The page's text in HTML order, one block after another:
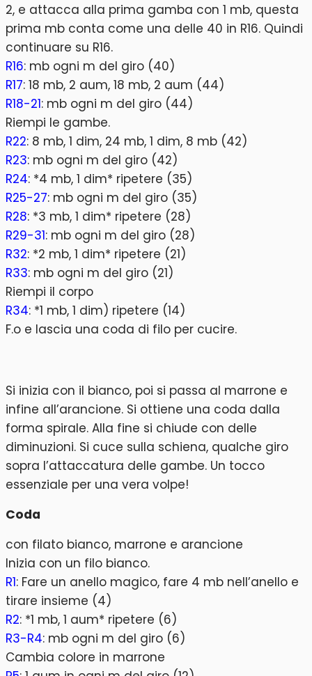
2, e attacca alla prima gamba con 1 mb, questa
prima mb conta come una delle 40 in R16. Quindi
continuare su R16.
R16: mb ogni m del giro (40)
R17: 18 mb, 2 aum, 18 mb, 2 aum (44)
R18-21: mb ogni m del giro (44)
Riempi le gambe.
R22: 8 mb, 1 dim, 24 mb, 1 dim, 8 mb (42)
R23: mb ogni m del giro (42)
R24: *4 mb, 1 dim* ripetere (35)
R25-27: mb ogni m del giro (35)
R28: *3 mb, 1 dim* ripetere (28)
R29-31: mb ogni m del giro (28)
R32: *2 mb, 1 dim* ripetere (21)
R33: mb ogni m del giro (21)
Riempi il corpo
R34: *1 mb, 1 dim) ripetere (14)
F.o e lascia una coda di filo per cucire.
Si inizia con il bianco, poi si passa al marrone e
infine all’arancione. Si ottiene una coda dalla
forma spirale. Alla fine si chiude con delle
diminuzioni. Si cuce sulla schiena, qualche giro
sopra l’attaccatura delle gambe. Un tocco
essenziale per una vera volpe!
Coda
con filato bianco, marrone e arancione
Inizia con un filo bianco.
R1: Fare un anello magico, fare 4 mb nell’anello e
tirare insieme (4)
R2: *1 mb, 1 aum* ripetere (6)
R3-R4: mb ogni m del giro (6)
Cambia colore in marrone